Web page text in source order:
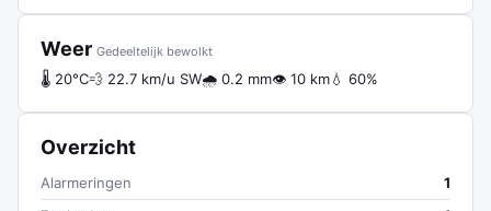
Weer Gedeeltelijk bewolkt
🌡 20°C💨 22.7 km/u SW🌧 0.2 mm👁 10 km💧 60%
Overzicht
Alarmeringen
1